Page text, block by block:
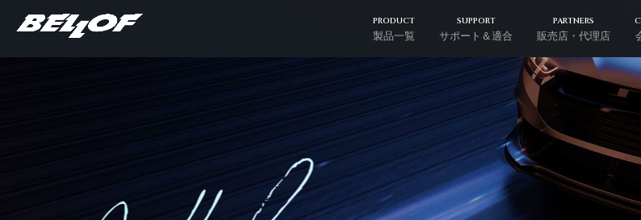
PRODUCT
製品一覧
SUPPORT
サポート＆適合
PARTNERS
販売店・代理店